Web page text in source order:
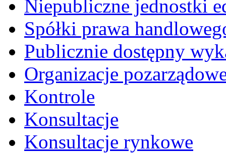
Niepubliczne jednostki
Spółki prawa
Publicznie dostępny
Organizacje
Kontrole
Konsultacje
Konsultacje rynkowe